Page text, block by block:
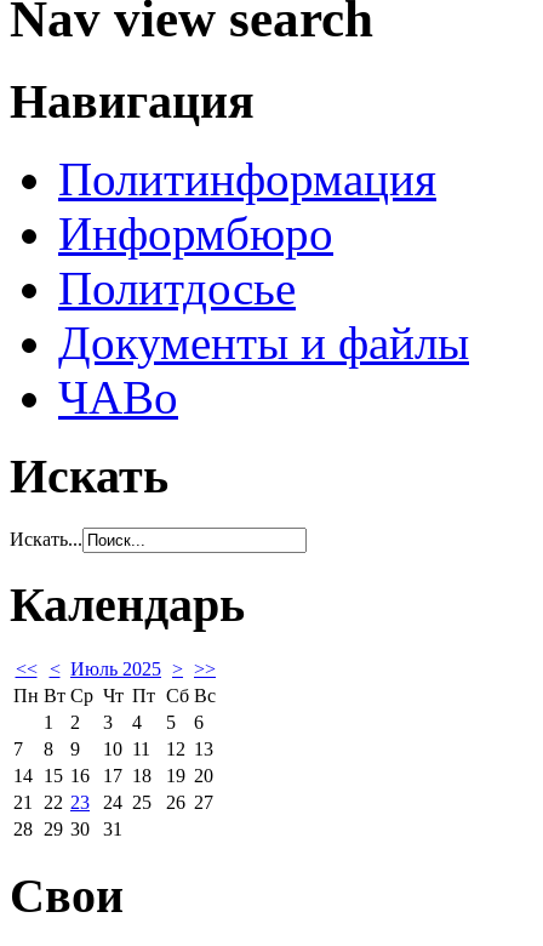
Nav view search
Навигация
Политинформация
Информбюро
Политдосье
Документы и файлы
ЧАВо
Искать
Искать...
Календарь
<< < Июль 2025 > >>
Пн Вт Ср Чт Пт Сб Вс
1
2 3 4 5
6
7
8 9 10 11 12 13
14 15 16 17 18 19 20
21
22 23 24 25 26 27
28 29 30 31
Свои